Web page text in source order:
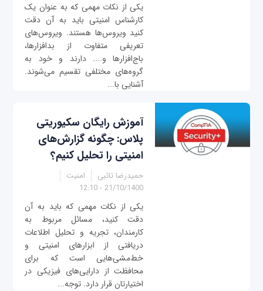
یکی از نکات مهمی که به عنوان یک
کارشناس امنیتی باید به آن دقت
کنید ویروس‌ها هستند. ویروس‌های
تعریفی متفاوت از بدافزارها،
باج‌افزارها و.... دارند و خود به
گروه‌های مختلفی تقسیم می‌شوند.
آشنایی با...
آموزش رایگان سکیوریتی
پلاس: چگونه گزارش‌های
امنیتی را تحلیل کنیم؟
حمیدرضا تائبی
امنیت
21/10/1400 - 12:10
یکی از نکات مهمی که باید به آن
دقت کنید، مسائل مربوط به
کارمندان، تجریه و تحلیل اطلاعات
دریافتی از ابزارهای امنیتی و
خط‌مشی‌هایی است که برای
محافظت از دارایی‌های فیزیکی در
اختیارتان قرار دارد. توجه...